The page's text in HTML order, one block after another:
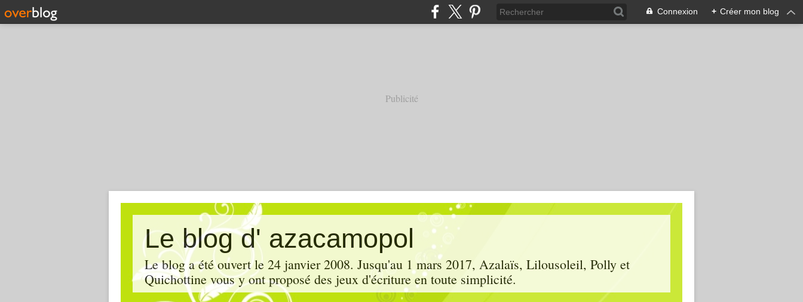
Connexion + Créer mon blog
Publicité
Le blog d' azacamopol
Le blog a été ouvert le 24 janvier 2008. Jusqu'au 1 mars 2017, Azalaïs, Lilousoleil, Polly et
Quichottine vous y ont proposé des jeux d'écriture en toute simplicité.